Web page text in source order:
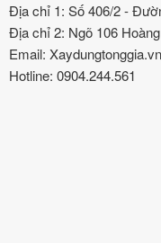
Địa chỉ 1: Số 406/2 -
Địa chỉ 2: Ngõ 106
Email:
Hotline: 0904.244.561